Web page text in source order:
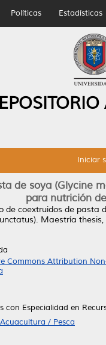
Políticas Estadísticas
Iniciar
de soya (Glycine
para nutrición
de coextruidos de pasta
Maestría
Commons Attribution
con Especialidad en
/ Pesca